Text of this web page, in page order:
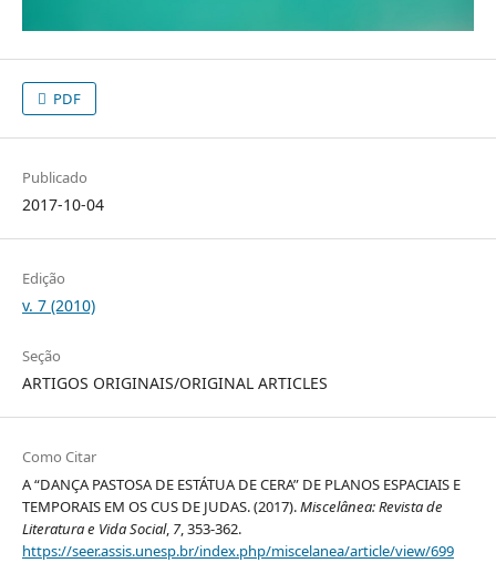
PDF
Publicado
2017-10-04
Edição
v. 7 (2010)
Seção
ARTIGOS ORIGINAIS/ORIGINAL ARTICLES
Como Citar
A “DANÇA PASTOSA DE ESTÁTUA DE CERA” DE PLANOS ESPACIAIS E
TEMPORAIS EM OS CUS DE JUDAS. (2017).Miscelânea: Revista de
Literatura e Vida Social, 7, 353-362.
https://seer.assis.unesp.br/index.php/miscelanea/article/view/699